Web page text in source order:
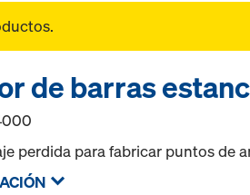
de barras
perdida para fabricar puntos de